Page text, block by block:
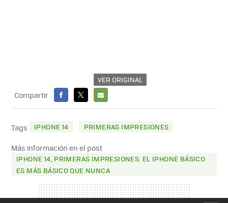
VER ORIGINAL
Compartir
FACEBOOK
X
E-
MAIL
Tags IPHONE 14 PRIMERAS IMPRESIONES
Más información en el post
IPHONE 14, PRIMERAS IMPRESIONES: EL IPHONE BÁSICO
ES MÁS BÁSICO QUE NUNCA